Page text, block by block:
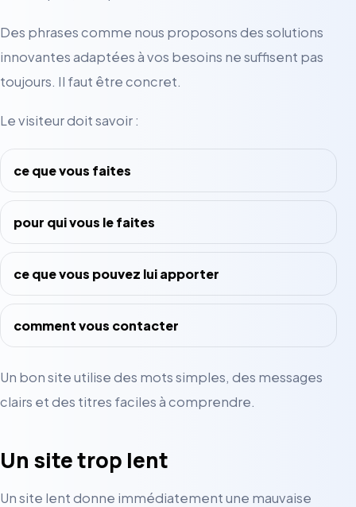
Des phrases comme nous proposons des solutions
innovantes adaptées à vos besoins ne suffisent pas
toujours. Il faut être concret.
Le visiteur doit savoir :
ce que vous faites
pour qui vous le faites
ce que vous pouvez lui apporter
comment vous contacter
Un bon site utilise des mots simples, des messages
clairs et des titres faciles à comprendre.
Un site trop lent
Un site lent donne immédiatement une mauvaise